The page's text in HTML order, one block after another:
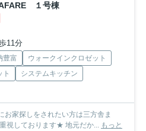
１号棟
11分
豊富
ウォークインクロゼット
ト
システムキッチン
お家探しをされたい方は三方舎ま
を重視しております★ 地元だか... もっと